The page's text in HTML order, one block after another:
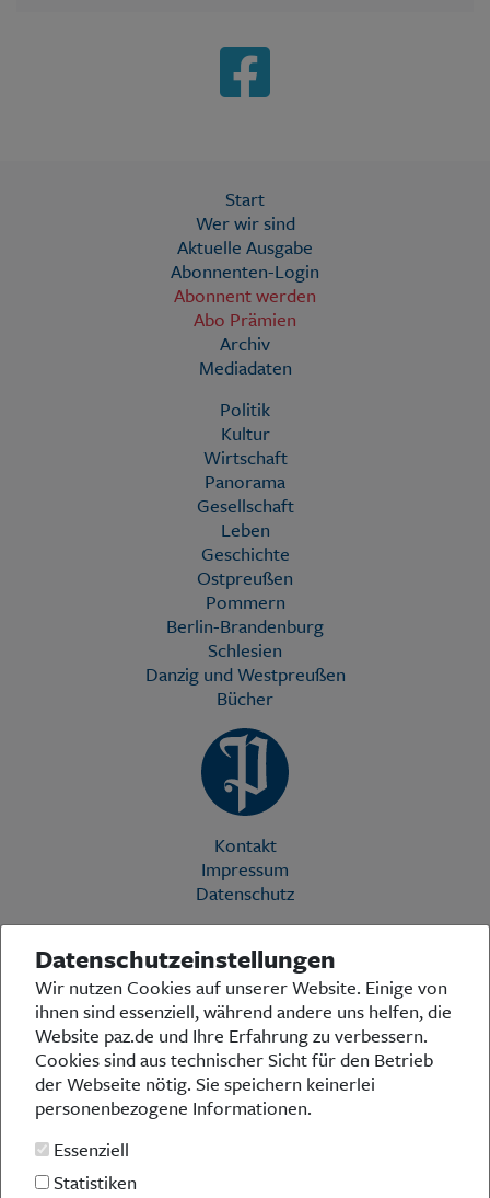
Start
Wer wir sind
Aktuelle Ausgabe
Abonnenten-Login
Abonnent werden
Abo Prämien
Archiv
Mediadaten
Politik
Kultur
Wirtschaft
Panorama
Gesellschaft
Leben
Geschichte
Ostpreußen
Pommern
Berlin-Brandenburg
Schlesien
Danzig und Westpreußen
Bücher
Kontakt
Impressum
Datenschutz
Die Preußische Allgemeine Zeitung (PAZ) ist eine einzigartige Stimme
in der deutschen Medienlandschaft. Woche für Woche berichtet sie
über das aktuelle Zeitgeschehen in Politik, Kultur und Wirtschaft und
bezieht zu den grundlegenden Entwicklungen unserer Gesellschaft
Stellung. In ihrer Arbeit fühlt sich die Redaktion dem traditionellen
preußischen Wertekanon verpflichtet: Das alte Preußen stand und
steht für religiöse und weltanschauliche Toleranz, für Heimatliebe
und Weltoffenheit, für Rechtstaatlichkeit und intellektuelle
Handeln in allen Bereichen der Gesellschaft. In diesem Sinne pflegt
die PAZ eine offene Debattenkultur, die gleichermaßen den eigenen
Datenschutzeinstellungen
Wir nutzen Cookies auf unserer Website. Einige von
ihnen sind essenziell, während andere uns helfen, die
Website paz.de und Ihre Erfahrung zu verbessern.
Cookies sind aus technischer Sicht für den Betrieb
der Webseite nötig. Sie speichern keinerlei
personenbezogene Informationen.
Essenziell
Statistiken